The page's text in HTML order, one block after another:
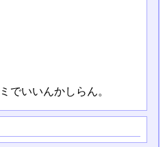
いいんかしらん。